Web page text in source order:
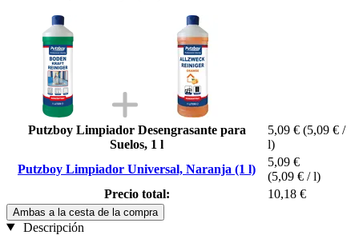
Putzboy Limpiador Desengrasante para
Suelos, 1 l
5,09 € (5,09 € /
l)
Putzboy Limpiador Universal, Naranja (1 l)
5,09 €
(5,09 € / l)
Precio total:
10,18 €
Ambas a la cesta de la compra
Descripción